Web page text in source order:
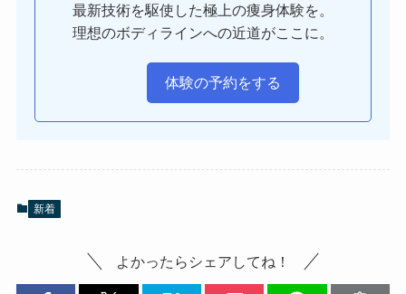
最新技術を駆使した極上の痩身体験を。
理想のボディラインへの近道がここに。
体験の予約をする
新着
よかったらシェアしてね！